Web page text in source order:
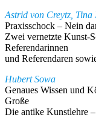
Astrid von Creytz,
Praxisschock – Nein
Zwei vernetzte Kunst-
Referendarinnen
und Referendaren
Hubert Sowa
Genaues Wissen und
Große
Die antike Kunstlehre